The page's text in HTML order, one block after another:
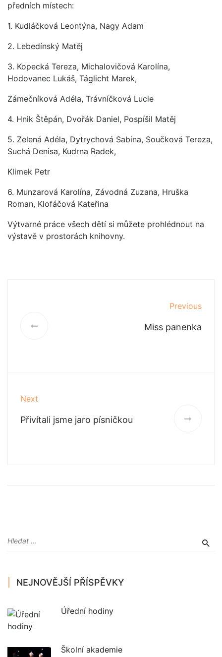
předních místech:
1. Kudláčková Leontýna, Nagy Adam
2. Lebedínský Matěj
3. Kopecká Tereza, Michalovičová Karolína,
Hodovanec Lukáš, Táglicht Marek,
Zámečníková Adéla, Trávníčková Lucie
4. Hnik Štěpán, Dvořák Daniel, Pospíšil Matěj
5. Zelená Adéla, Dytrychová Sabina, Součková Tereza,
Suchá Denisa, Kudrna Radek,
Klimek Petr
6. Munzarová Karolína, Závodná Zuzana, Hruška
Roman, Klofáčová Kateřina
Výtvarné práce všech dětí si můžete prohlédnout na
výstavě v prostorách knihovny.
Previous
Miss panenka
Next
Přivítali jsme jaro písničkou
NEJNOVĚJŠÍ PŘÍSPĚVKY
Úřední hodiny
Školní akademie